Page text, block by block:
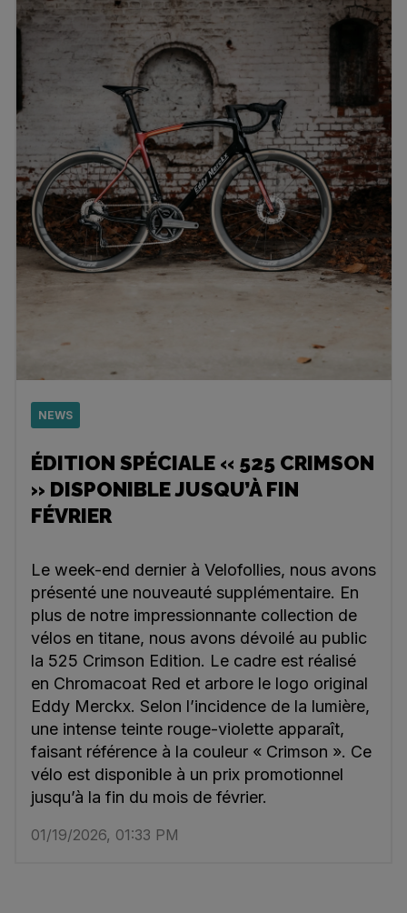
NEWS
ÉDITION SPÉCIALE « 525 CRIMSON
» DISPONIBLE JUSQU’À FIN
FÉVRIER
Le week-end dernier à Velofollies, nous avons
présenté une nouveauté supplémentaire. En
plus de notre impressionnante collection de
vélos en titane, nous avons dévoilé au public
la 525 Crimson Edition. Le cadre est réalisé
en Chromacoat Red et arbore le logo original
Eddy Merckx. Selon l’incidence de la lumière,
une intense teinte rouge-violette apparaît,
faisant référence à la couleur « Crimson ». Ce
vélo est disponible à un prix promotionnel
jusqu’à la fin du mois de février.
01/19/2026, 01:33 PM